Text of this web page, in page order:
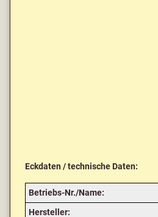
Eckdaten / technische Daten:
Betriebs-Nr./Name:
Hersteller: